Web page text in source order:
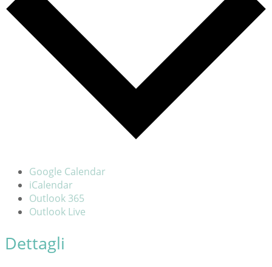
Google Calendar
iCalendar
Outlook 365
Outlook Live
Dettagli